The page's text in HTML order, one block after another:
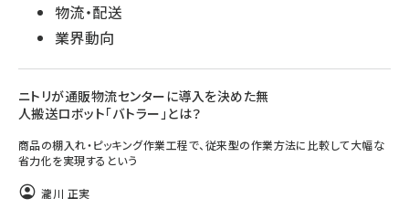
物流・配送
業界動向
ニトリが通販物流センターに導入を決めた無
人搬送ロボット「バトラー」とは？
商品の棚入れ・ピッキング作業工程で、従来型の作業方法に比較して大幅な
省力化を実現するという
瀧川 正実